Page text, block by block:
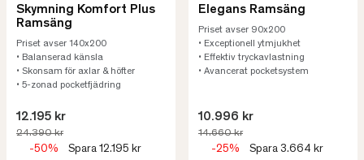
Skymning Komfort Plus
Ramsäng
Priset avser 140x200
• Balanserad känsla
• Skonsam för axlar & höfter
• 5-zonad pocketfjädring
12.195 kr
24.390 kr
-50% Spara 12.195 kr
Elegans Ramsäng
Priset avser 90x200
• Exceptionell ytmjukhet
• Effektiv tryckavlastning
• Avancerat pocketsystem
10.996 kr
14.660 kr
-25% Spara 3.664 kr